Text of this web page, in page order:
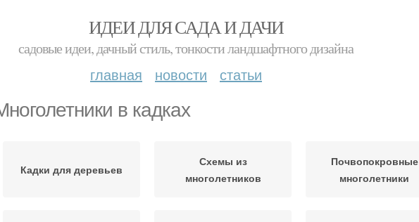
ИДЕИ ДЛЯ САДА И ДАЧИ
садовые идеи, дачный стиль, тонкости ландшафтного дизайна
главная новости статьи
в кадках
Кадки для деревьев
Схемы из
многолетников
Почвопокровные
многолетники